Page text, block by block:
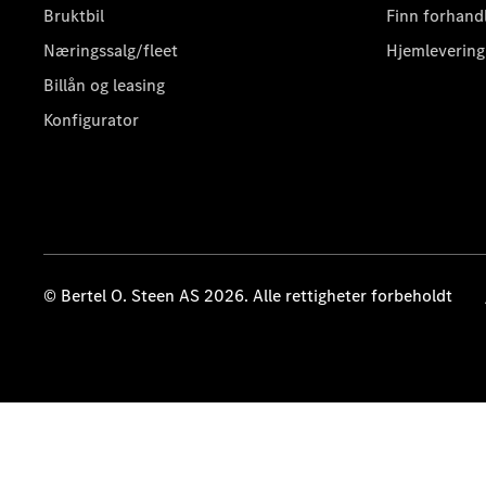
Bruktbil
Næringssalg/fleet
Billån og leasing
Konfigurator
Finn
Hjemlevering
© Bertel O. Steen AS 2026. Alle rettigheter forbeholdt